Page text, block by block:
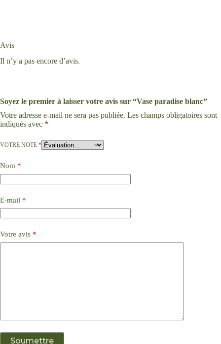
Avis
Il n’y a pas encore d’avis.
Soyez le premier à laisser votre avis sur “Vase paradise blanc”
Votre adresse e-mail ne sera pas publiée. Les champs obligatoires sont
indiqués avec *
VOTRE NOTE *
Nom *
E-mail *
Votre avis *
Soumettre